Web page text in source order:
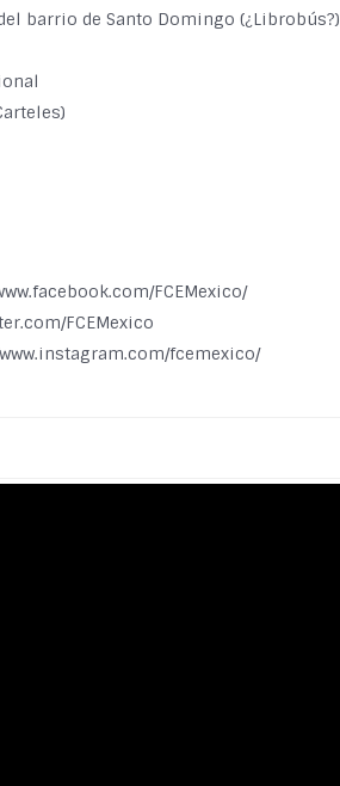
barrio de Santo Domingo (¿Librobús?)
FCEMexico/
FCEMexico
fcemexico/